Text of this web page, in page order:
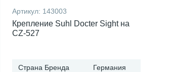
Артикул: 143003
Крепление Suhl Docter Sight на
CZ-527
Страна Бренда
Германия